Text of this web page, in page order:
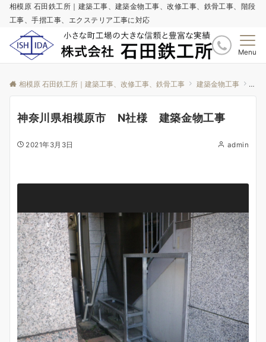
相模原 石田鉄工所｜建築工事、建築金物工事、改修工事、鉄骨工事、階段
工事、手摺工事、エクステリア工事に対応
Menu
相模原 石田鉄工所｜建築工事、改修工事、鉄骨工事 建築金物工事 神
神奈川県相模原市 N社様 建築金物工事
2021年3月3日 admin